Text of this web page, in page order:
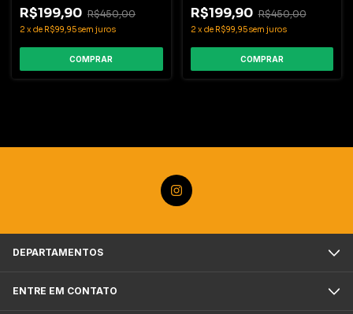
R$199,90 R$450,00
2 xde R$99,95sem juros
COMPRAR
R$199,90 R$450,00
2 xde R$99,95sem juros
COMPRAR
DEPARTAMENTOS
ENTRE EM CONTATO